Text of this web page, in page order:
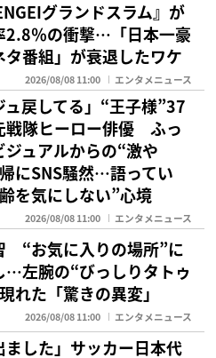
グランドスラム』が
2.8％の衝撃…「日本一豪
タ番組」が衰退したワケ
2026/08/08 11:00 エンタメニュース
ュ戻してる」“王子様”37
戦隊ヒーロー俳優 ふっ
ジュアルからの“激や
にSNS騒然…語ってい
を気にしない”心境
2026/08/08 11:00 エンタメニュース
“お気に入りの場所”に
…左腕の“びっしりタトゥ
れた「驚きの異変」
2026/08/08 11:00 エンタメニュース
ました」サッカー日本代